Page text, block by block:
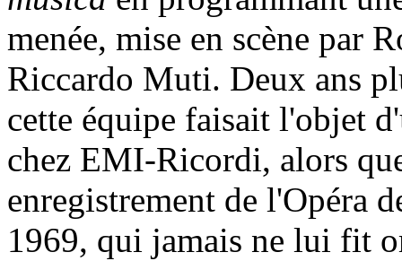
menée, mise en scène par
Riccardo Muti. Deux ans
cette équipe faisait l'objet
chez EMI-Ricordi, alors
enregistrement de l'Opéra
1969, qui jamais ne lui fit